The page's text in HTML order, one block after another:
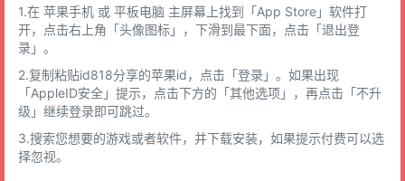
1.在 苹果手机 或 平板电脑 主屏幕上找到「App Store」软件打
开，点击右上角「头像图标」，下滑到最下面，点击「退出登
录」。
2.复制粘贴id818分享的苹果id，点击「登录」。如果出现
「AppleID安全」提示，点击下方的「其他选项」，再点击「不升
级」继续登录即可跳过。
3.搜索您想要的游戏或者软件，并下载安装，如果提示付费可以选
择忽视。